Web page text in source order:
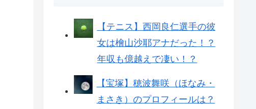
【テニス】西岡良仁選手の彼
女は檜山沙耶アナだった！？
年収も億越えで凄い！？
【宝塚】穂波舞咲（ほなみ・
まさき）のプロフィールは？